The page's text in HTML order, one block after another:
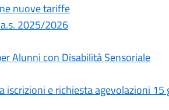
nuove tariffe
2025/2026
Alunni con Disabilità Sensoriale
e richiesta agevolazioni 15